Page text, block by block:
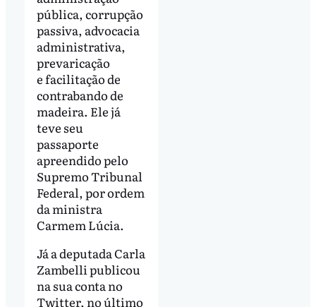
pública, corrupção
passiva, advocacia
administrativa,
prevaricação
e facilitação de
contrabando de
madeira. Ele já
teve seu
passaporte
apreendido pelo
Supremo Tribunal
Federal, por ordem
da ministra
Carmem Lúcia.
Já a deputada Carla
Zambelli publicou
na sua conta no
Twitter, no último